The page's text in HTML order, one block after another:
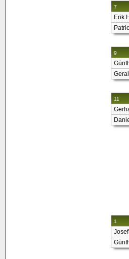
7
Erik
9
11
1